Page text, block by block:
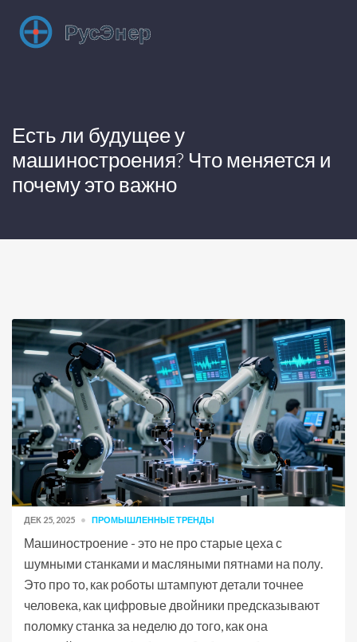
Есть ли будущее у
машиностроения? Что меняется и
почему это важно
ДЕК 25, 2025 ПРОМЫШЛЕННЫЕ ТРЕНДЫ
Машиностроение - это не про старые цеха с
шумными станками и масляными пятнами на полу.
Это про то, как роботы штампуют детали точнее
человека, как цифровые двойники предсказывают
поломку станка за неделю до того, как она